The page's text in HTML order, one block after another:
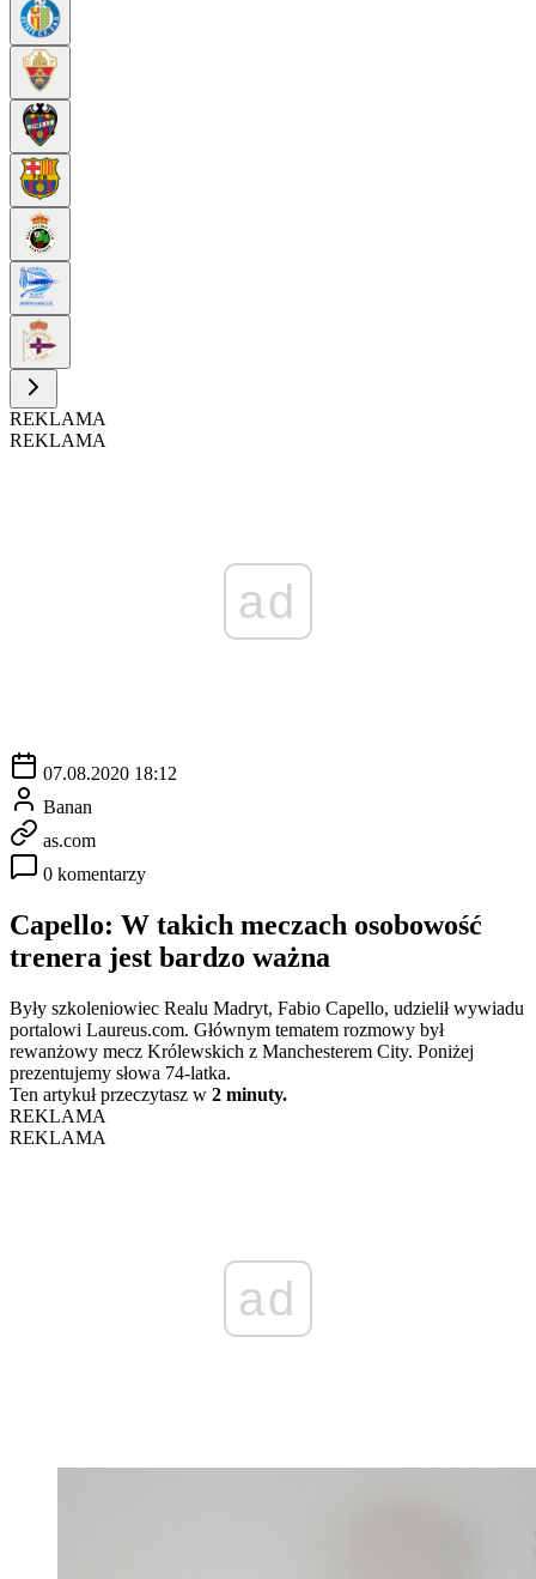
REKLAMA
REKLAMA
ad
07.08.2020 18:12
Banan
as.com
0 komentarzy
Capello: W takich meczach osobowość
trenera jest bardzo ważna
Były szkoleniowiec Realu Madryt, Fabio Capello, udzielił wywiadu
portalowi Laureus.com. Głównym tematem rozmowy był
rewanżowy mecz Królewskich z Manchesterem City. Poniżej
prezentujemy słowa 74-latka.
Ten artykuł przeczytasz w 2 minuty.
REKLAMA
REKLAMA
ad